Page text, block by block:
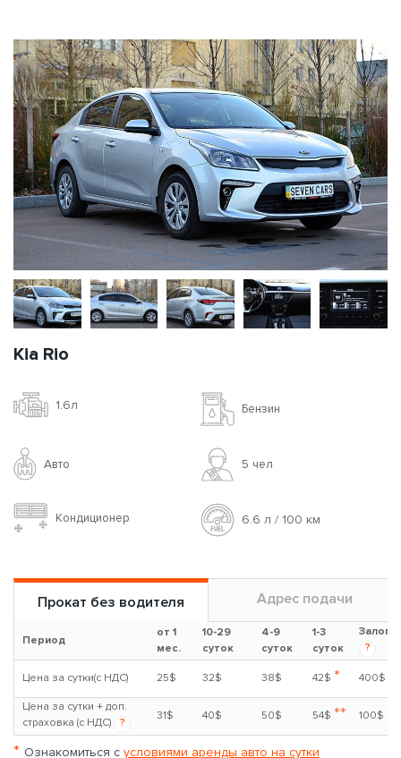
Kia Rio
1.6л Бензин
Авто 5 чел
Кондиционер 6.6 л / 100 км
Прокат без водителя Адрес подачи
Период
от 1
мес.
10-29
суток
4-9
суток
1-3
суток
Залог
?
Цена за сутки(с НДС) 25$ 32$ 38$ 42$ * 400$
Цена за сутки + доп.
страховка (с НДС)
?
31$ 40$ 50$ 54$ ** 100$
* Ознакомиться с условиями аренды авто на сутки